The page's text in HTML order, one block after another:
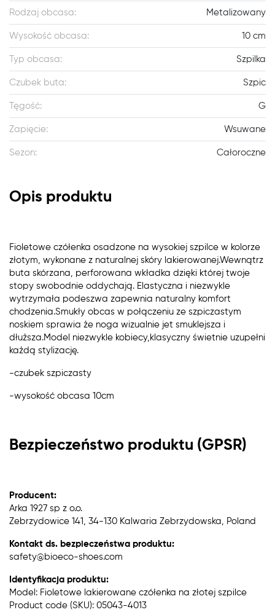
Rodzaj obcasa: Metalizowany
Wysokość obcasa: 10 cm
Typ obcasa: Szpilka
Czubek buta: Szpic
Tęgość: G
Zapięcie: Wsuwane
Sezon: Całoroczne
Opis produktu
Fioletowe czółenka osadzone na wysokiej szpilce w kolorze
złotym, wykonane z naturalnej skóry lakierowanej.Wewnątrz
buta skórzana, perforowana wkładka dzięki której twoje
stopy swobodnie oddychają. Elastyczna i niezwykle
wytrzymała podeszwa zapewnia naturalny komfort
chodzenia.Smukły obcas w połączeniu ze szpiczastym
noskiem sprawia że noga wizualnie jet smuklejsza i
dłuższa.Model niezwykle kobiecy,klasyczny świetnie uzupełni
każdą stylizację.
-czubek szpiczasty
-wysokość obcasa 10cm
Bezpieczeństwo produktu (GPSR)
Producent:
Arka 1927 sp z o.o.
Zebrzydowice 141, 34-130 Kalwaria Zebrzydowska, Poland
Kontakt ds. bezpieczeństwa produktu:
safety@bioeco-shoes.com
Identyfikacja produktu:
Model: Fioletowe lakierowane czółenka na złotej szpilce
Product code (SKU): 05043-4013